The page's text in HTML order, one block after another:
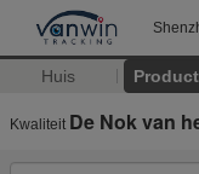
Huis
Kwaliteit De Nok van